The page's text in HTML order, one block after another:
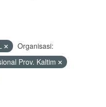
Organisasi:
Prov. Kaltim